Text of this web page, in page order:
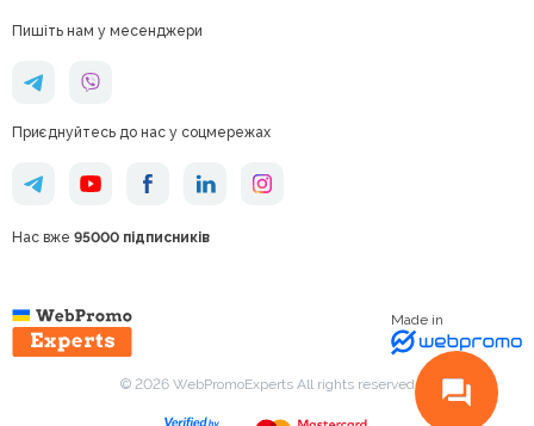
Пишіть нам у месенджери
Приєднуйтесь до нас у соцмережах
Нас вже 95000 підписників
Made in
© 2026 WebPromoExperts All rights reserved